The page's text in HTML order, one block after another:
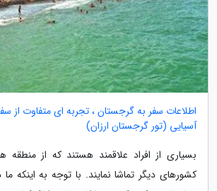
اطلاعات سفر به گرجستان ، تجربه ای متفاوت از
آسیایی (تور گرجستان ارزان)
بسیاری از افراد علاقمند هستند که از منطقه
کشورهای دیگر تماشا نمایند. با توجه به اینکه